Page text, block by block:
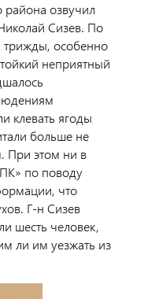
района озвучил
Сизев. По
трижды, особенно
неприятный
клевать ягоды
больше не
При этом ни в
по поводу
что
Г-н Сизев
шесть человек,
ли им уезжать из